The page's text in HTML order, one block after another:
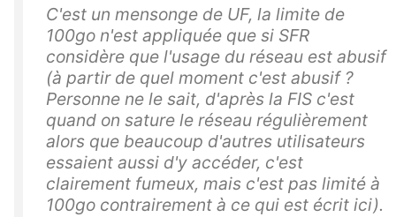
C'est un mensonge de UF, la limite de
100go n'est appliquée que si SFR
considère que l'usage du réseau est abusif
(à partir de quel moment c'est abusif ?
Personne ne le sait, d'après la FIS c'est
quand on sature le réseau régulièrement
alors que beaucoup d'autres utilisateurs
essaient aussi d'y accéder, c'est
clairement fumeux, mais c'est pas limité à
100go contrairement à ce qui est écrit ici).